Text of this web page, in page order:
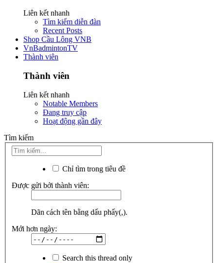
Liên kết nhanh
Tìm kiếm diễn đàn
Recent Posts
Shop Cầu Lông VNB
VnBadmintonTV
Thành viên
Thành viên
Liên kết nhanh
Notable Members
Đang truy cập
Hoạt động gần đây
Tìm kiếm
Chỉ tìm trong tiêu đề
Được gửi bởi thành viên:
Dãn cách tên bằng dấu phẩy(,).
Mới hơn ngày:
Search this thread only